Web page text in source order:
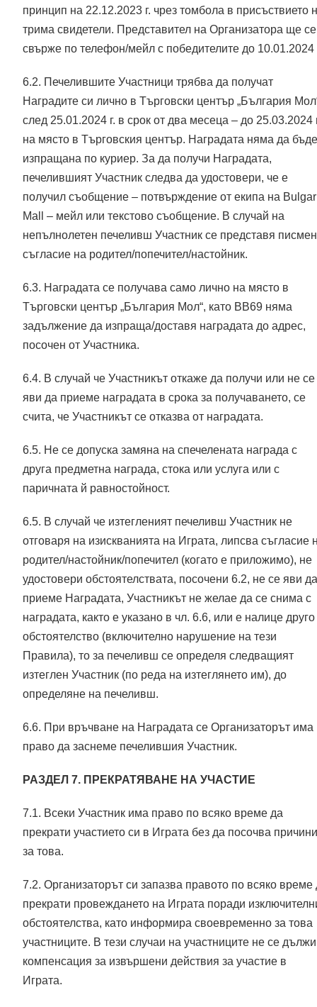
принцип на 22.12.2023 г. чрез томбола в присъствието
трима свидетели. Представител на Организатора ще се
свърже по телефон/мейл с победителите до 10.01.2024
6.2. Печелившите Участници трябва да получат
Наградите си лично в Търговски център „България
след 25.01.2024 г. в срок от два месеца – до 25.03.2024
на място в Търговския център. Наградата няма да бъде
изпращана по куриер. За да получи Наградата,
печелившият Участник следва да удостовери, че е
получил съобщение – потвърждение от екипа на
Mall – мейл или текстово съобщение. В случай на
непълнолетен печеливш Участник се представя
съгласие на родител/попечител/настойник.
6.3. Наградата се получава само лично на място в
Търговски център „България Мол“, като ВВ69 няма
задължение да изпраща/доставя наградата до адрес,
посочен от Участника.
6.4. В случай че Участникът откаже да получи или не се
яви да приеме наградата в срока за получаването, се
счита, че Участникът се отказва от наградата.
6.5. Не се допуска замяна на спечелената награда с
друга предметна награда, стока или услуга или с
паричната й равностойност.
6.5. В случай че изтегленият печеливш Участник не
отговаря на изискванията на Играта, липсва съгласие
родител/настойник/попечител (когато е приложимо), не
удостовери обстоятелствата, посочени 6.2, не се яви да
приеме Наградата, Участникът не желае да се снима с
наградата, както е указано в чл. 6.6, или е налице друго
обстоятелство (включително нарушение на тези
Правила), то за печеливш се определя следващият
изтеглен Участник (по реда на изтеглянето им), до
определяне на печеливш.
6.6. При връчване на Наградата се Организаторът има
право да заснеме печелившия Участник.
РАЗДЕЛ 7. ПРЕКРАТЯВАНЕ НА УЧАСТИЕ
7.1. Всеки Участник има право по всяко време да
прекрати участието си в Играта без да посочва причини
за това.
7.2. Организаторът си запазва правото по всяко време
прекрати провеждането на Играта поради
обстоятелства, като информира своевременно за това
участниците. В тези случаи на участниците не се дължи
компенсация за извършени действия за участие в
Играта.